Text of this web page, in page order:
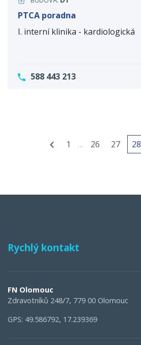
PTCA poradna
I. interní klinika - kardiologická
588 443 213
1 … 26 27 28
Rychlý kontakt
FN Olomouc
Zdravotníků 248/7, 779 00 Olomouc
GPS: 49.586792, 17.239369